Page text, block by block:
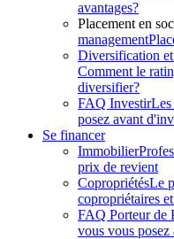
avantages?
Placement en
management
Diversification
Comment le
diversifier?
FAQ InvestirLes
posez avant
Se financer
Immobilier
prix de revient
CopropriétésLe
copropriétaires
FAQ Porteur de
vous vous